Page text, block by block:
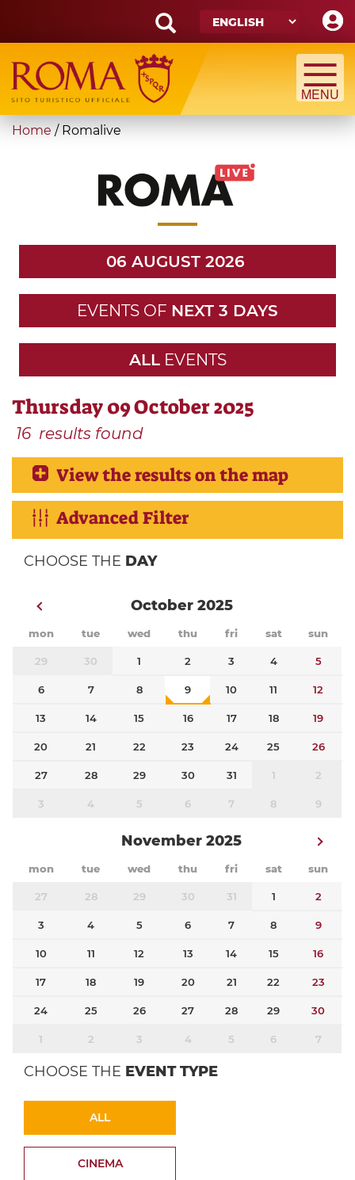
main
content
Search
form
Search
You
Home / Romalive
06 AUGUST 2026
EVENTS OF NEXT 3 DAYS
ALL EVENTS
Thursday 09 October 2025
16 results found
View the results on the map
Advanced Filter
CHOOSE THE DAY
October 2025
mon tue wed thu fri sat sun
29 30 1 2 3 4 5
6 7 8 9 10 11 12
13 14 15 16 17 18 19
20 21 22 23 24 25 26
27 28 29 30 31 1 2
3 4 5 6 7 8 9
November 2025
mon tue wed thu fri sat sun
27 28 29 30 31 1 2
3 4 5 6 7 8 9
10 11 12 13 14 15 16
17 18 19 20 21 22 23
24 25 26 27 28 29 30
1 2 3 4 5 6 7
CHOOSE THE EVENT TYPE
ALL
CINEMA